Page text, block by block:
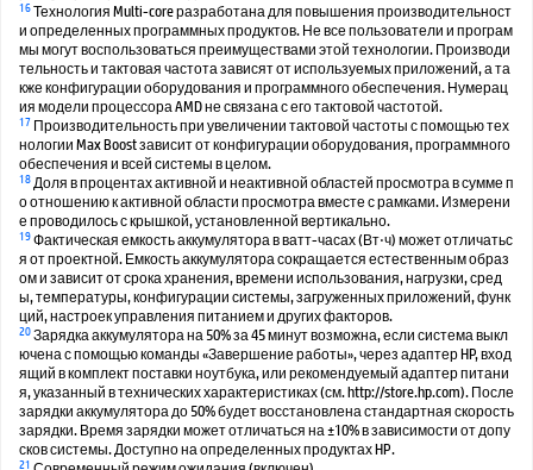
16Технология Multi-core разработана для повышения производительност
и определенных программных продуктов. Не все пользователи и програм
мы могут воспользоваться преимуществами этой технологии. Производи
тельность и тактовая частота зависят от используемых приложений, а та
кже конфигурации оборудования и программного обеспечения. Нумерац
ия модели процессора AMD не связана с его тактовой частотой.
17 Производительность при увеличении тактовой частоты с помощью тех
нологии Max Boost зависит от конфигурации оборудования, программного
обеспечения и всей системы в целом.
18Доля в процентах активной и неактивной областей просмотра в сумме п
о отношению к активной области просмотра вместе с рамками. Измерени
е проводилось с крышкой, установленной вертикально.
19Фактическая емкость аккумулятора в ватт-часах (Вт⋅ч) может отличатьс
я от проектной. Емкость аккумулятора сокращается естественным образ
ом и зависит от срока хранения, времени использования, нагрузки, сред
ы, температуры, конфигурации системы, загруженных приложений, функ
ций, настроек управления питанием и других факторов.
20Зарядка аккумулятора на 50% за 45 минут возможна, если система выкл
ючена с помощью команды «Завершение работы», через адаптер HP, вход
ящий в комплект поставки ноутбука, или рекомендуемый адаптер питани
я, указанный в технических характеристиках (см. http://store.hp.com). После
зарядки аккумулятора до 50% будет восстановлена стандартная скорость
зарядки. Время зарядки может отличаться на ±10% в зависимости от допу
сков системы. Доступно на определенных продуктах HP.
21